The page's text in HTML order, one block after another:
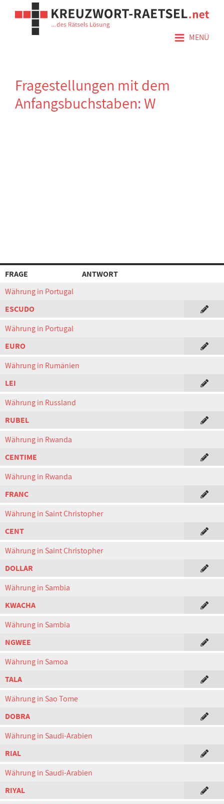
≡ MENÜ
Fragestellungen mit dem
Anfangsbuchstaben: W
FRAGE
ANTWORT
Währung in Portugal
ESCUDO
Währung in Portugal
EURO
Währung in Rumänien
LEI
Währung in Russland
RUBEL
Währung in Rwanda
CENTIME
Währung in Rwanda
FRANC
Währung in Saint Christopher
CENT
Währung in Saint Christopher
DOLLAR
Währung in Sambia
KWACHA
Währung in Sambia
NGWEE
Währung in Samoa
TALA
Währung in Sao Tome
DOBRA
Währung in Saudi-Arabien
RIAL
Währung in Saudi-Arabien
RIYAL